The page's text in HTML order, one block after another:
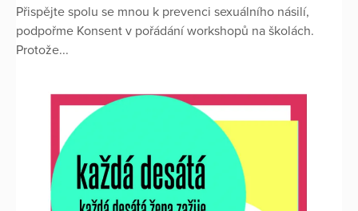
Přispějte spolu se mnou k prevenci sexuálního násilí,
podpořme Konsent v pořádání workshopů na školách.
Protože...